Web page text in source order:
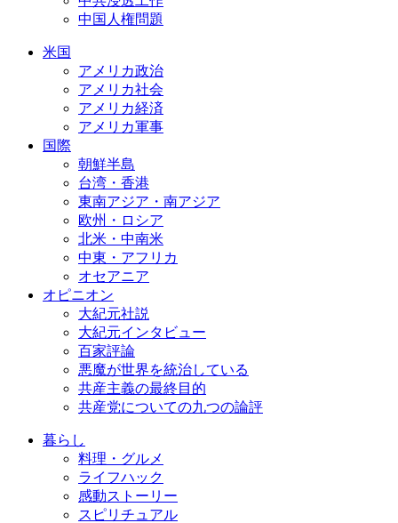
中国人権問題
米国
アメリカ政治
アメリカ社会
アメリカ経済
アメリカ軍事
国際
朝鮮半島
台湾・香港
東南アジア・南アジア
欧州・ロシア
北米・中南米
中東・アフリカ
オセアニア
オピニオン
大紀元社説
大紀元インタビュー
百家評論
悪魔が世界を統治している
共産主義の最終目的
共産党についての九つの論評
暮らし
料理・グルメ
ライフハック
感動ストーリー
スピリチュアル